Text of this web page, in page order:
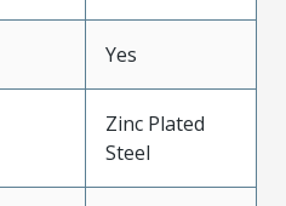
Yes
Zinc Plated
Steel